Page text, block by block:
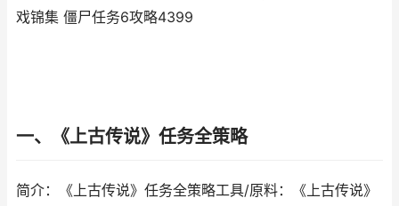
戏锦集 僵尸任务6攻略4399
一、《上古传说》任务全策略
简介：《上古传说》任务全策略工具/原料：《上古传说》